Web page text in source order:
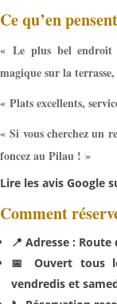
Ce qu’en
« Le plus bel endroit
magique sur la
« Plats excellents,
« Si vous cherchez un
foncez au Pilau ! »
Lire les avis Google
Comment
📍 Adresse :
📅 Ouvert tous
vendredis et